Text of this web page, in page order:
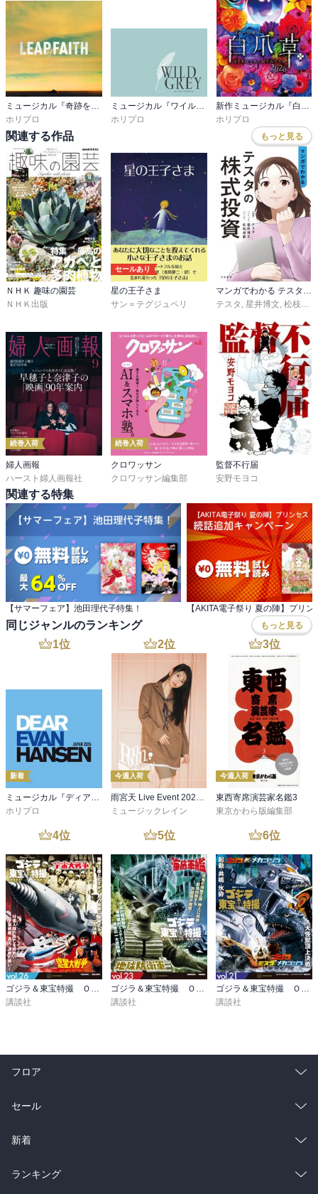
藤原竜也〈エドガー〉
ほか
作 : W.シェイクスピア
翻訳 : 小田島雄志
演出 : 長塚圭史
彩の国シェイクスピア・シリーズ芸術監督 : 吉田鋼太郎
※紙書籍のプログラムと同じ内容になります。
ホリプロ
ホリプロ
ホリプロ
関連する作品 もっと見る
ＮＨＫ 趣味の園芸
ＮＨＫ出版
セールあり
星の王子さま
サン＝テグジュペリ
マンガでわかる テスタの株式投資
テスタ , 星井博文, 松枝尚嗣
続巻入荷
婦人画報
ハースト婦人画報社
続巻入荷
クロワッサン
クロワッサン編集部
監督不行届
安野モヨコ
関連する特集
【サマーフェア】池田理代子特集！
同じジャンルのランキング もっと見る
1位
新着
ミュージカル『ディア・エヴァン・ハンセン』公演プログラム －稽古場写真ver.&舞台写真ver. 合本－
ホリプロ
2位
今週入荷
雨宮天 Live Event 2026 -Room Theory- パンフレット
ミュージックレイン
3位
今週入荷
東西寄席演芸家名鑑3
東京かわら版編集部
4位
ゴジラ＆東宝特撮 ＯＦＦＩＣＩＡＬ ＭＯＯＫ ｖｏｌ．２６ 宇宙大戦争／惑星大戦争
講談社
5位
ゴジラ＆東宝特撮 ＯＦＦＩＣＩＡＬ ＭＯＯＫ ｖｏｌ．２３ 地球防衛軍／海底軍艦
講談社
6位
ゴジラ＆東宝特撮 ＯＦＦＩＣＩＡＬ ＭＯＯＫ ｖｏｌ．２１ ゴジラ×メカゴジラ／ゴジラ×モスラ×メカゴジラ 東京ＳＯＳ
講談社
フロア
総合
ラノベ
雑誌・グラビア
セール
総合
ラノベ
新着
総合
ランキング